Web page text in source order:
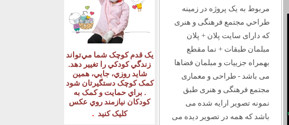
يک قدم کوچک شما مي‌تواند
زندگي کودکي را تغيير دهد.
شايد روزي، جايي، همين
کمک کوچک دستگيرتان شود
. براي حمايت و کمک به
کودکان نيازمند روي عکس
کليک کنيد .
مربوط به يک پروژه در زمینه
طراحي مجتمع فرهنگی و هنری
که دارای سایت پلان + پلان
مبلمان طبقات + نما مقطع
بهمراه جزییات و مبلمان فضاها
می باشد - طراحی و معماری
مجتمع فرهنگی و هنری طبق
نمونه تصویر ارایه شده می
باشد که همه در تصویر دیده می